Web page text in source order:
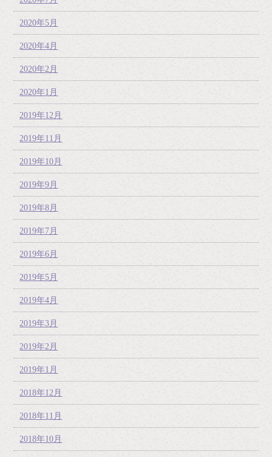
2020年5月
2020年4月
2020年2月
2020年1月
2019年12月
2019年11月
2019年10月
2019年9月
2019年8月
2019年7月
2019年6月
2019年5月
2019年4月
2019年3月
2019年2月
2019年1月
2018年12月
2018年11月
2018年10月